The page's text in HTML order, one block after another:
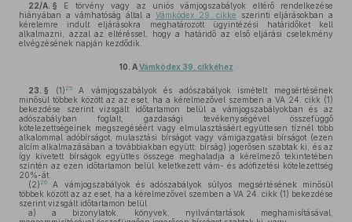
22/A. § E törvény vagy az uniós vámjogszabályok eltérő rendelkezése
hiányában a vámhatóság által a Vámkódex 29. cikke
szerinti eljárásokban a
kérelemre indult eljárásokra meghatározott ügyintézési határidőket kell
alkalmazni, azzal az eltéréssel, hogy a határidő az első eljárási cselekmény
elvégzésének napján kezdődik.
10. AVámkódex 39. cikkéhez
23. § (1) 25A vámjogszabályok és adószabályok ismételt megsértésének
minősül többek között az az eset, ha a kérelmezővel szemben a VA 24. cikk (1)
bekezdése szerint vizsgált időtartamon belül a vámjogszabályokban és az
adószabályban foglalt, gazdasági tevékenységével összefüggő
kötelezettségeinek megszegéséért vagy elmulasztásáért együttesen tíznél több
alkalommal adóbírságot, mulasztási bírságot vagy vámigazgatási bírságot (ezen
alcím alkalmazásában a továbbiakban együtt: bírság) jogerősen szabtak ki, és az
így kivetett bírságok együttes összege meghaladja a kérelmező tekintetében
szintén az ezen időtartamon belül keletkezett vám- és adófizetési kötelezettség
20%-át.
(2) 26
A vámjogszabályok és adószabályok súlyos megsértésének minősül
többek között az az eset, ha a kérelmezővel szemben a VA 24. cikk (1) bekezdése
szerint vizsgált időtartamon belül
a) a bizonylatok, könyvek, nyilvántartások meghamisításával,